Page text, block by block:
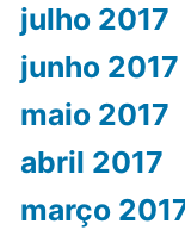
julho 2017
junho 2017
maio 2017
abril 2017
março